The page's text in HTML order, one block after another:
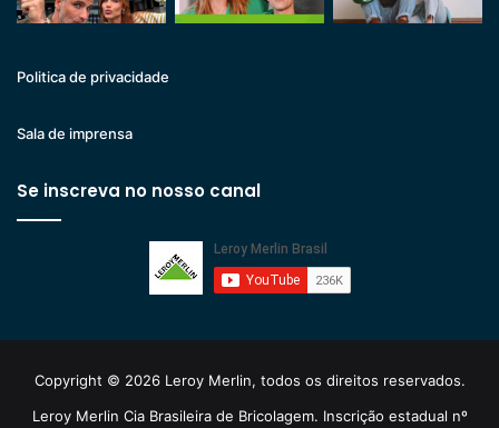
Politica de privacidade
Sala de imprensa
Se inscreva no nosso canal
Copyright © 2026 Leroy Merlin, todos os direitos reservados.
Leroy Merlin Cia Brasileira de Bricolagem. Inscrição estadual nº